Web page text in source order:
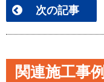
次の記事
関連施工事例